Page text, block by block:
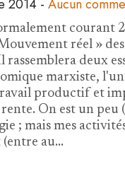
2014- Aucun
courant
réel »
rassemblera deux
marxiste,
productif et
On est un peu
; mais mes
(entre au…